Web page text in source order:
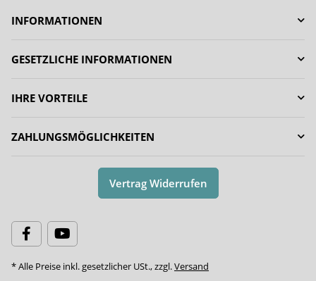
INFORMATIONEN
GESETZLICHE INFORMATIONEN
IHRE VORTEILE
ZAHLUNGSMÖGLICHKEITEN
Vertrag Widerrufen
* Alle Preise inkl. gesetzlicher USt., zzgl.Versand